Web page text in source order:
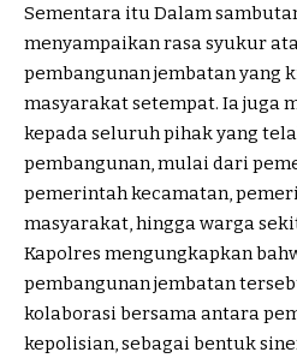
Sementara itu Dalam
menyampaikan rasa syukur
pembangunan jembatan yang
masyarakat setempat. Ia juga
kepada seluruh pihak yang
pembangunan, mulai dari
pemerintah kecamatan,
masyarakat, hingga warga
Kapolres mengungkapkan
pembangunan jembatan
kolaborasi bersama antara
kepolisian, sebagai bentuk